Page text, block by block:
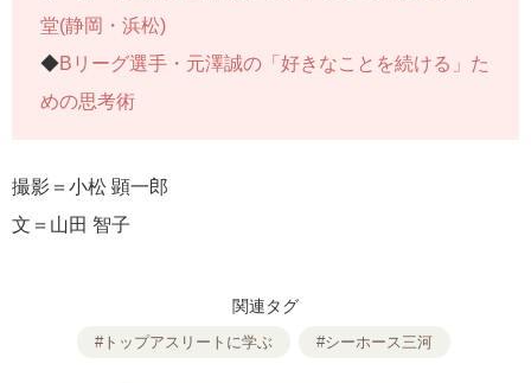
堂(静岡・浜松)
◆Bリーグ選手・元澤誠の「好きなことを続ける」た
めの思考術
撮影＝小松 顕一郎
文＝山田 智子
関連タグ
#トップアスリートに学ぶ #シーホース三河